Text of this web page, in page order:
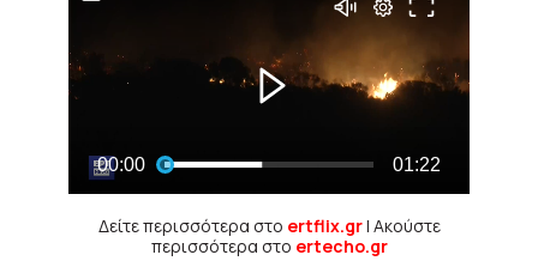
Δείτε περισσότερα στο ertflix.gr| Ακούστε
περισσότερα στο ertecho.gr